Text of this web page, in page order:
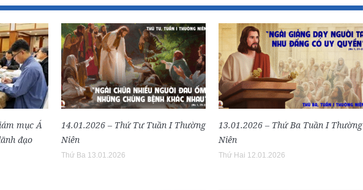
mục Á
đạo
14.01.2026 – Thứ Tư Tuần I Thường
Niên
Thứ Ba 13.01.2026
13.01.2026 – Thứ Ba Tuần I Thường
Niên
Thứ Hai 12.01.2026